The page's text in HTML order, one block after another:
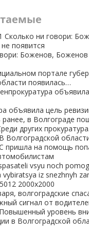
Сколько ни говори:
появится
портале
появилась…
в Волгограде
других
В Волгоградской
пришла на помощь
волгоградские
сигнал от
Повышенный уровень
в Волгоградской